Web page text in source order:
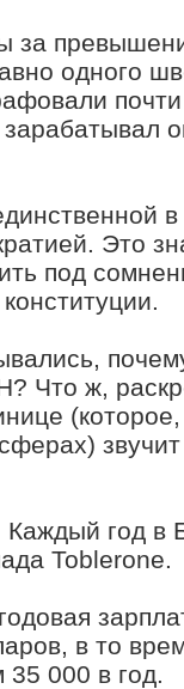
одного
Это
под
Что ж,
год в
Toblerone.
в то
000 в год.